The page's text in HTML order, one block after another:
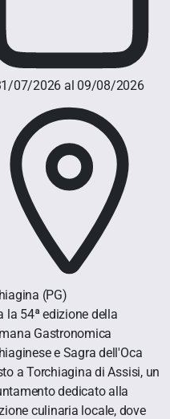
07/2026 al 09/08/2026
(PG)
la 54ª edizione della
Gastronomica
e Sagra dell'Oca
a Torchiagina di Assisi, un
dedicato alla
culinaria locale, dove